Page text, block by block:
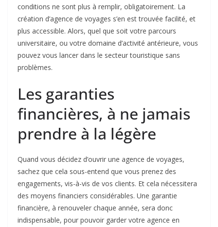
conditions ne sont plus à remplir, obligatoirement. La
création d’agence de voyages s’en est trouvée facilité, et
plus accessible. Alors, quel que soit votre parcours
universitaire, ou votre domaine d’activité antérieure, vous
pouvez vous lancer dans le secteur touristique sans
problèmes.
Les garanties
financières, à ne jamais
prendre à la légère
Quand vous décidez d’ouvrir une agence de voyages,
sachez que cela sous-entend que vous prenez des
engagements, vis-à-vis de vos clients. Et cela nécessitera
des moyens financiers considérables. Une garantie
financière, à renouveler chaque année, sera donc
indispensable, pour pouvoir garder votre agence en